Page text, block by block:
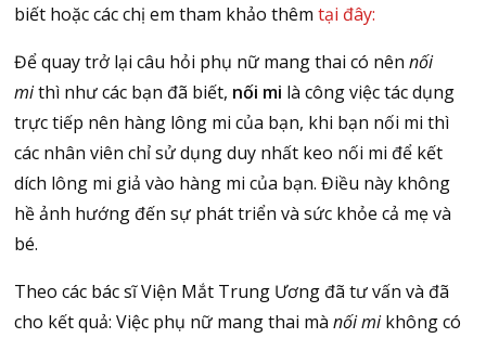
biết hoặc các chị em tham khảo thêmtại đây:
Để quay trở lại câu hỏi phụ nữ mang thai có nênnối
mithì như các bạn đã biết, nối mi là công việc tác dụng
trực tiếp nên hàng lông mi của bạn, khi bạn nối mi thì
các nhân viên chỉ sử dụng duy nhất keo nối mi để kết
dích lông mi giả vào hàng mi của bạn. Điều này không
hề ảnh hướng đến sự phát triển và sức khỏe cả mẹ và
bé.
Theo các bác sĩ Viện Mắt Trung Ương đã tư vấn và đã
cho kết quả: Việc phụ nữ mang thai mànối mikhông có